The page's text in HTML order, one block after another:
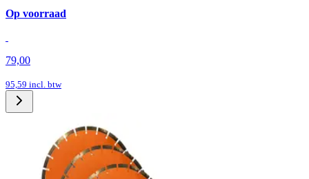
Op voorraad
79,00
95,59 incl. btw